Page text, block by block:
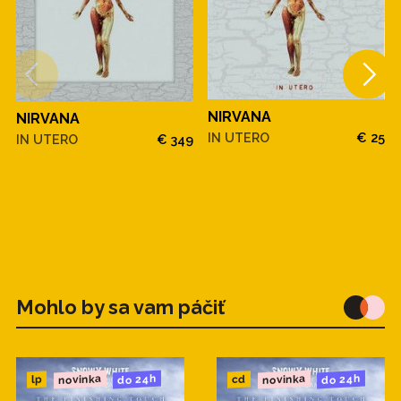
4. Pennyroyal Tea (Rehearsal)
5. The Man Who Sold The World (Rehearsal)
NIRVANA
IN UTERO € 349
NIRVANA
IN UTERO € 25
Mohlo by sa vam páčiť
lp novinka do 24h cd novinka do 24h